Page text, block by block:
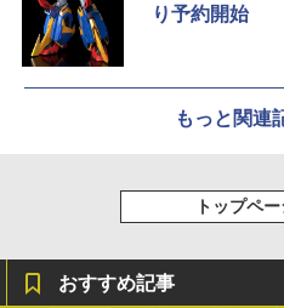
り予約開始
もっと関連
トップペ
おすすめ記事